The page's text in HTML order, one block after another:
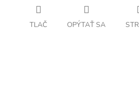
TLAČ OPÝTAŤ SA